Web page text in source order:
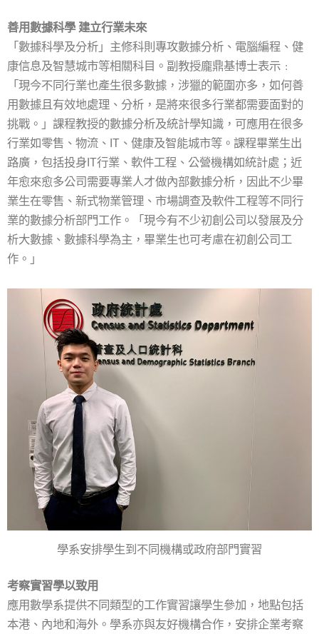
善用數據科學 建立行業未來
「數據科學及分析」主修科則專攻數據分析、電腦編程、健
康信息及智慧城市等相關科目。副教授龐鼎基博士表示﹕
「現今不同行業也產生很多數據，涉獵的範圍亦多，如何善
用數據且有效地處理、分析，是將來很多行業都需要面對的
挑戰。」課程教授的數據分析及統計學知識，可應用在很多
行業如零售、物流、IT、健康及智能城市等。課程畢業生出
路廣，包括投身IT行業、軟件工程、公營機構如統計處；近
年愈來愈多公司需要專業人才做內部數據分析，因此不少畢
業生在零售、新式物業管理、市場調查及軟件工程等不同行
業的數據分析部門工作。「現今有不少初創公司以發展及分
析大數據、數據科學為主，畢業生也可考慮在初創公司工
作。」
學系安排學生到不同機構或政府部門實習
考察實習學以致用
應用數學系提供不同類型的工作實習讓學生參加，地點包括
本港、內地和海外。學系亦與友好機構合作，安排企業考察